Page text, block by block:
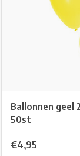
Ballonnen geel
50st
€4,95